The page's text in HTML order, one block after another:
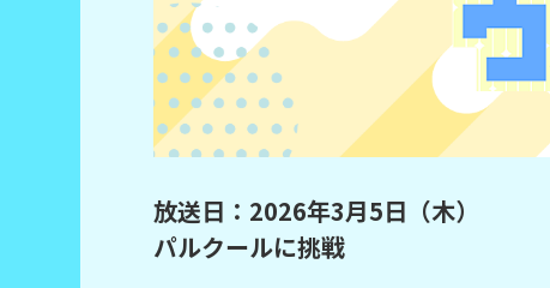
放送日：2026年3月5日（木）
パルクールに挑戦